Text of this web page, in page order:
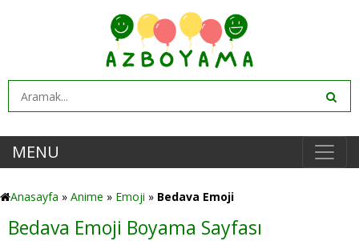
MENU
Anasayfa » Anime » Emoji » Bedava Emoji
Bedava Emoji Boyama Sayfası